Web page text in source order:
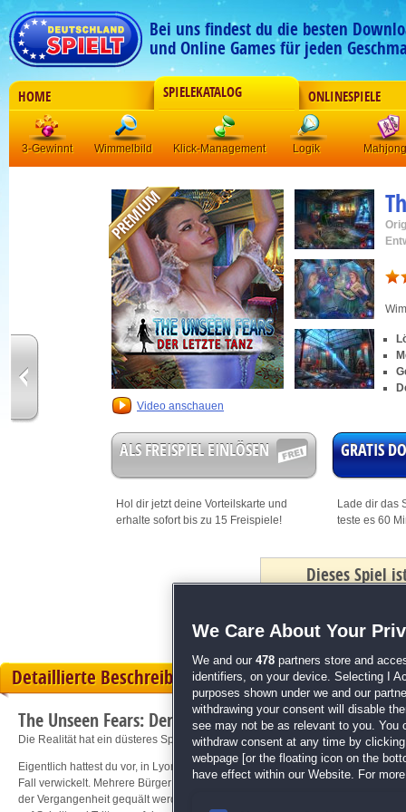
Bei uns findest du die besten
und Online Games für jeden
HOME SPIELEKATALOG ONLINESPIELE
3-Gewinnt Wimmelbild Klick-Management Logik Mahjong
Video anschauen
ALS FREISPIEL EINLÖSEN
Hol dir jetzt deine Vorteilskarte und
erhalte sofort bis zu 15 Freispiele!
GRATIS
Lade dir das
teste es 60
Dieses Spiel
Detaillierte Beschreibung
The Unseen Fears: Der letzte Tanz
Die Realität hat ein düsteres Spiegelbild!
Eigentlich hattest du vor, in Lyon deinen Urlaub zu genießen, doch als dein
Fall verwickelt. Mehrere Bürger werden von alptraumhaften Visionen
der Vergangenheit gequält werden. Kommst du an gegen die Ungesehene
We Care About Your
We and our 478 partners store and
identifiers, on your device. Selecting I
purposes shown under we and our
withdrawing your consent will disable
see may not be as relevant to you. You
withdraw consent at any time by
webpage [or the floating icon on the
have effect within our Website. For